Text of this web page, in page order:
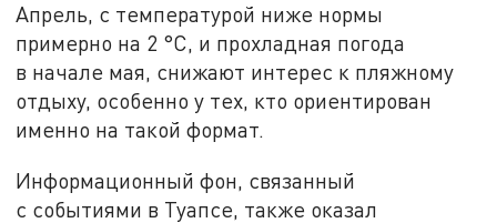
Апрель, с температурой ниже нормы
примерно на 2 °C, и прохладная погода
в начале мая, снижают интерес к пляжному
отдыху, особенно у тех, кто ориентирован
именно на такой формат.
Информационный фон, связанный
с событиями в Туапсе, также оказал